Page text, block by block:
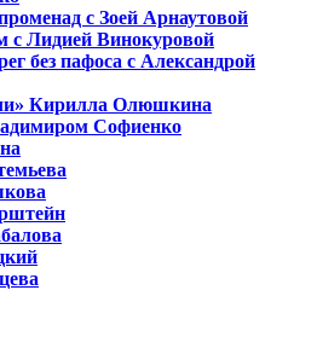
с Зоей Арнаутовой
с Лидией Винокуровой
без пафоса с Александрой
Кирилла Олюшкина
Софиенко